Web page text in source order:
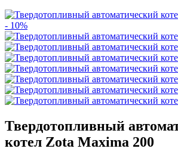
- 10%
Твердотопливный
котел Zota Maxima 200